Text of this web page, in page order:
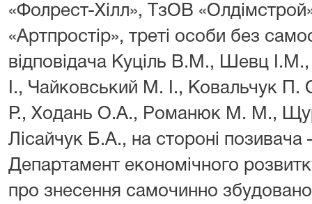
«Фолрест-Хілл», ТзОВ
«Артпростір», треті особи без
відповідача Куціль В.М., Шевц
І., Чайковський М. І., Ковальчук
Р., Ходань О.А., Романюк М. М.,
Лісайчук Б.А., на стороні позивача
Департамент економічного
про знесення самочинно